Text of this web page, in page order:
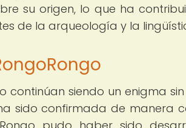
su origen, lo que ha
de la arqueología y la
continúan siendo un enigma
sido confirmada de manera